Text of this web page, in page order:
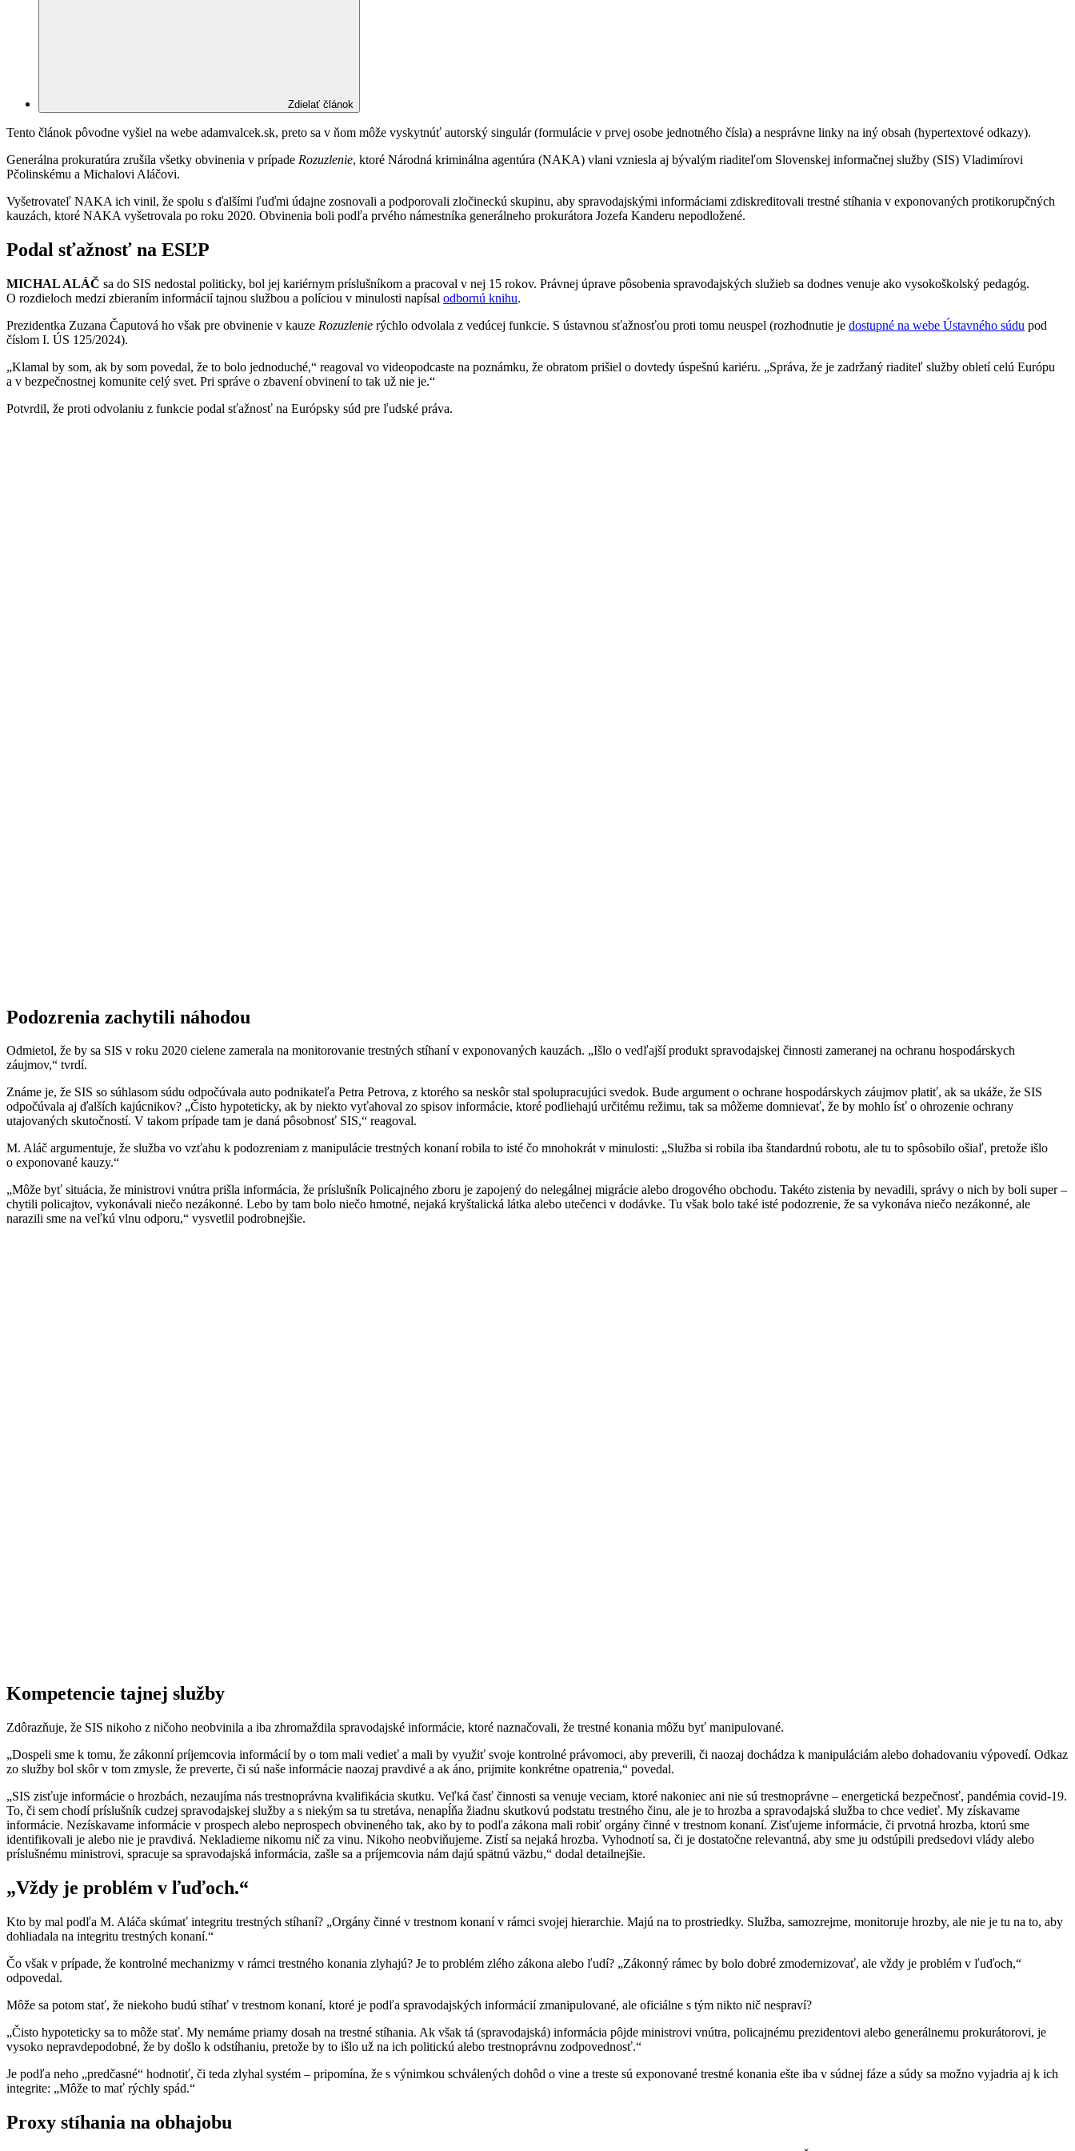
Zdielať článok
Tento článok pôvodne vyšiel na webe adamvalcek.sk, preto sa v ňom môže vyskytnúť autorský singulár (formulácie v prvej osobe jednotného čísla) a nesprávne linky na iný obsah (hypertextové odkazy).
Generálna prokuratúra zrušila všetky obvinenia v prípade Rozuzlenie, ktoré Národná kriminálna agentúra (NAKA) vlani vzniesla aj bývalým riaditeľom Slovenskej informačnej služby (SIS) Vladimírovi
Pčolinskému a Michalovi Aláčovi.
Vyšetrovateľ NAKA ich vinil, že spolu s ďalšími ľuďmi údajne zosnovali a podporovali zločineckú skupinu, aby spravodajskými informáciami zdiskreditovali trestné stíhania v exponovaných protikorupčných
kauzách, ktoré NAKA vyšetrovala po roku 2020. Obvinenia boli podľa prvého námestníka generálneho prokurátora Jozefa Kanderu nepodložené.
Podal sťažnosť na ESĽP
MICHAL ALÁČ sa do SIS nedostal politicky, bol jej kariérnym príslušníkom a pracoval v nej 15 rokov. Právnej úprave pôsobenia spravodajských služieb sa dodnes venuje ako vysokoškolský pedagóg.
O rozdieloch medzi zbieraním informácií tajnou službou a políciou v minulosti napísal odbornú knihu.
Prezidentka Zuzana Čaputová ho však pre obvinenie v kauze Rozuzlenie rýchlo odvolala z vedúcej funkcie. S ústavnou sťažnosťou proti tomu neuspel (rozhodnutie je dostupné na webe Ústavného súdu pod
číslom I. ÚS 125/2024).
„Klamal by som, ak by som povedal, že to bolo jednoduché,“ reagoval vo videopodcaste na poznámku, že obratom prišiel o dovtedy úspešnú kariéru. „Správa, že je zadržaný riaditeľ služby obletí celú Európu
a v bezpečnostnej komunite celý svet. Pri správe o zbavení obvinení to tak už nie je.“
Potvrdil, že proti odvolaniu z funkcie podal sťažnosť na Európsky súd pre ľudské práva.
Podozrenia zachytili náhodou
Odmietol, že by sa SIS v roku 2020 cielene zamerala na monitorovanie trestných stíhaní v exponovaných kauzách. „Išlo o vedľajší produkt spravodajskej činnosti zameranej na ochranu hospodárskych
záujmov,“ tvrdí.
Známe je, že SIS so súhlasom súdu odpočúvala auto podnikateľa Petra Petrova, z ktorého sa neskôr stal spolupracujúci svedok. Bude argument o ochrane hospodárskych záujmov platiť, ak sa ukáže, že SIS
odpočúvala aj ďalších kajúcnikov? „Čisto hypoteticky, ak by niekto vyťahoval zo spisov informácie, ktoré podliehajú určitému režimu, tak sa môžeme domnievať, že by mohlo ísť o ohrozenie ochrany
utajovaných skutočností. V takom prípade tam je daná pôsobnosť SIS,“ reagoval.
M. Aláč argumentuje, že služba vo vzťahu k podozreniam z manipulácie trestných konaní robila to isté čo mnohokrát v minulosti: „Služba si robila iba štandardnú robotu, ale tu to spôsobilo ošiaľ, pretože išlo
o exponované kauzy.“
„Môže byť situácia, že ministrovi vnútra prišla informácia, že príslušník Policajného zboru je zapojený do nelegálnej migrácie alebo drogového obchodu. Takéto zistenia by nevadili, správy o nich by boli super –
chytili policajtov, vykonávali niečo nezákonné. Lebo by tam bolo niečo hmotné, nejaká kryštalická látka alebo utečenci v dodávke. Tu však bolo také isté podozrenie, že sa vykonáva niečo nezákonné, ale
narazili sme na veľkú vlnu odporu,“ vysvetlil podrobnejšie.
Kompetencie tajnej služby
Zdôrazňuje, že SIS nikoho z ničoho neobvinila a iba zhromaždila spravodajské informácie, ktoré naznačovali, že trestné konania môžu byť manipulované.
„Dospeli sme k tomu, že zákonní príjemcovia informácií by o tom mali vedieť a mali by využiť svoje kontrolné právomoci, aby preverili, či naozaj dochádza k manipuláciám alebo dohadovaniu výpovedí. Odkaz
zo služby bol skôr v tom zmysle, že preverte, či sú naše informácie naozaj pravdivé a ak áno, prijmite konkrétne opatrenia,“ povedal.
„SIS zisťuje informácie o hrozbách, nezaujíma nás trestnoprávna kvalifikácia skutku. Veľká časť činnosti sa venuje veciam, ktoré nakoniec ani nie sú trestnoprávne – energetická bezpečnosť, pandémia covid-19.
To, či sem chodí príslušník cudzej spravodajskej služby a s niekým sa tu stretáva, nenapĺňa žiadnu skutkovú podstatu trestného činu, ale je to hrozba a spravodajská služba to chce vedieť. My získavame
informácie. Nezískavame informácie v prospech alebo neprospech obvineného tak, ako by to podľa zákona mali robiť orgány činné v trestnom konaní. Zisťujeme informácie, či prvotná hrozba, ktorú sme
identifikovali je alebo nie je pravdivá. Nekladieme nikomu nič za vinu. Nikoho neobviňujeme. Zistí sa nejaká hrozba. Vyhodnotí sa, či je dostatočne relevantná, aby sme ju odstúpili predsedovi vlády alebo
príslušnému ministrovi, spracuje sa spravodajská informácia, zašle sa a príjemcovia nám dajú spätnú väzbu,“ dodal detailnejšie.
„Vždy je problém v ľuďoch.“
Kto by mal podľa M. Aláča skúmať integritu trestných stíhaní? „Orgány činné v trestnom konaní v rámci svojej hierarchie. Majú na to prostriedky. Služba, samozrejme, monitoruje hrozby, ale nie je tu na to, aby
dohliadala na integritu trestných konaní.“
Čo však v prípade, že kontrolné mechanizmy v rámci trestného konania zlyhajú? Je to problém zlého zákona alebo ľudí? „Zákonný rámec by bolo dobré zmodernizovať, ale vždy je problém v ľuďoch,“
odpovedal.
Môže sa potom stať, že niekoho budú stíhať v trestnom konaní, ktoré je podľa spravodajských informácií zmanipulované, ale oficiálne s tým nikto nič nespraví?
„Čisto hypoteticky sa to môže stať. My nemáme priamy dosah na trestné stíhania. Ak však tá (spravodajská) informácia pôjde ministrovi vnútra, policajnému prezidentovi alebo generálnemu prokurátorovi, je
vysoko nepravdepodobné, že by došlo k odstíhaniu, pretože by to išlo už na ich politickú alebo trestnoprávnu zodpovednosť.“
Je podľa neho „predčasné“ hodnotiť, či teda zlyhal systém – pripomína, že s výnimkou schválených dohôd o vine a treste sú exponované trestné konania ešte iba v súdnej fáze a súdy sa možno vyjadria aj k ich
integrite: „Môže to mať rýchly spád.“
Proxy stíhania na obhajobu